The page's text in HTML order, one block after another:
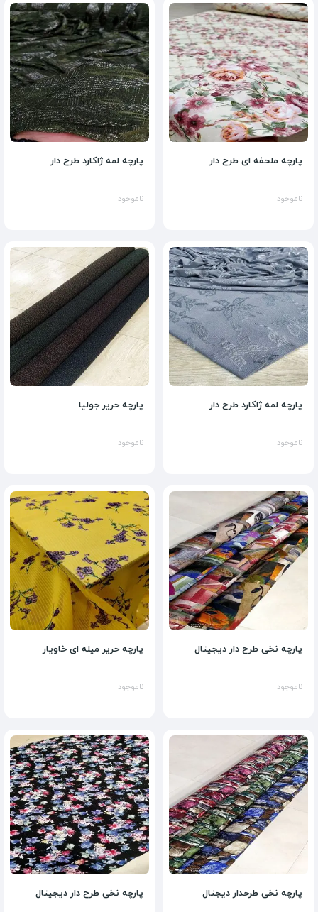
پارچه ملحفه ای طرح دار
ناموجود
پارچه لمه ژاکارد طرح دار
ناموجود
پارچه لمه ژاکارد طرح دار
ناموجود
پارچه حریر جولیا
ناموجود
پارچه نخی طرح دار دیجیتال
ناموجود
پارچه حریر میله ای خاویار
ناموجود
پارچه نخی طرحدار دیجتال پارچه نخی طرح دار دیجیتال